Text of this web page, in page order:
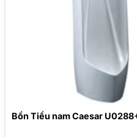
Bồn Tiểu nam Caesar